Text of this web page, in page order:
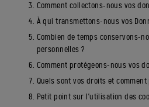
Comment collectons-nous vos
À qui transmettons-nous vos
Combien de temps conservons-
personnelles ?
Comment protégeons-nous vos
Quels sont vos droits et
Petit point sur l’utilisation des